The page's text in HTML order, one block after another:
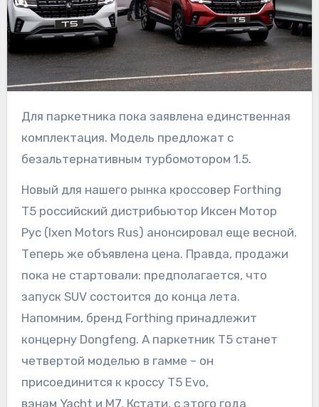
Для паркетника пока заявлена единственная
комплектация. Модель предложат с
безальтернативным турбомотором 1.5.
Новый для нашего рынка кроссовер Forthing
T5 российский дистрибьютор Иксен Мотор
Рус (Ixen Motors Rus) анонсировал еще весной.
Теперь же объявлена цена. Правда, продажи
пока не стартовали: предполагается, что
запуск SUV состоится до конца лета.
Напомним, бренд Forthing принадлежит
концерну Dongfeng. А паркетник T5 станет
четвертой моделью в гамме – он
присоединится к кроссу T5 Evo,
вэнам Yacht и M7. Кстати, с этого года